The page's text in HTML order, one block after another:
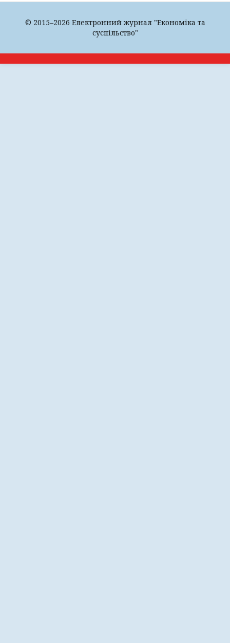
© 2015–2026 Електронний журнал "Економіка та
суспільство"